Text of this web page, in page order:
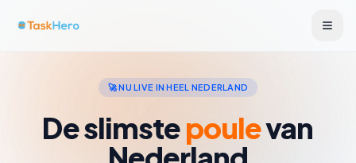
🚀 NU LIVE IN HEEL NEDERLAND
De slimstepoulevan